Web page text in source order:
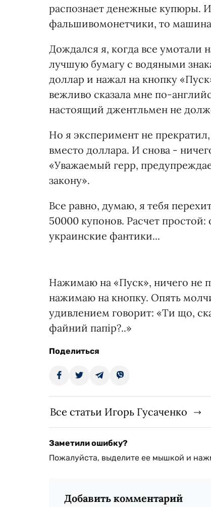
распознает денежные купюры.
фальшивомонетчики, то машина
Дождался я, когда все умотали
лучшую бумагу с водяными
доллар и нажал на кнопку
вежливо сказала мне по-
настоящий джентльмен не
Но я эксперимент не
вместо доллара. И снова -
«Уважаемый герр,
закону».
Все равно, думаю, я тебя
50000 купонов. Расчет
украинские фантики...
Нажимаю на «Пуск», ничего не
нажимаю на кнопку. Опять
удивлением говорит: «Ти що,
файний папір?..»
Поделиться
Все статьи Игорь Гусаченко
Заметили ошибку?
Пожалуйста, выделите ее мышкой и
Добавить комментарий